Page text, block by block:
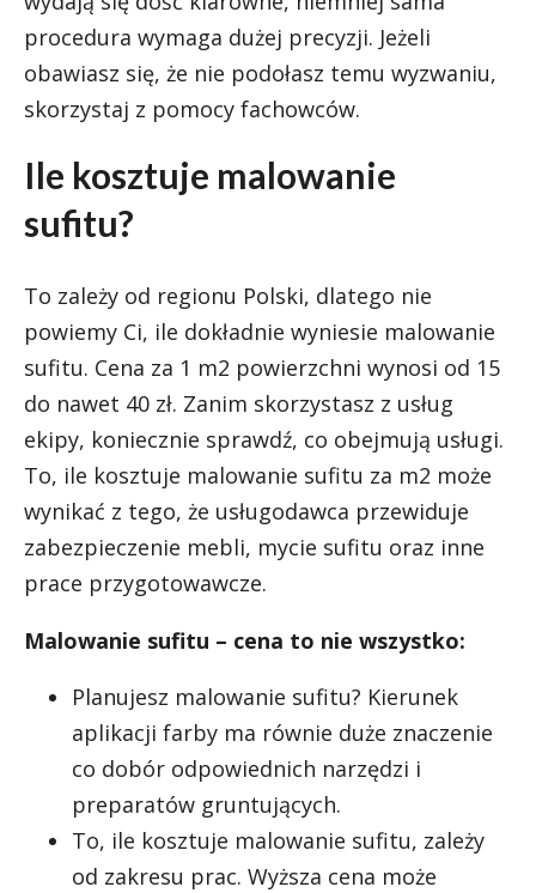
procedura wymaga dużej precyzji. Jeżeli
obawiasz się, że nie podołasz temu wyzwaniu,
skorzystaj z pomocy fachowców.
Ile kosztuje malowanie
sufitu?
To zależy od regionu Polski, dlatego nie
powiemy Ci, ile dokładnie wyniesie malowanie
sufitu. Cena za 1 m2 powierzchni wynosi od 15
do nawet 40 zł. Zanim skorzystasz z usług
ekipy, koniecznie sprawdź, co obejmują usługi.
To, ile kosztuje malowanie sufitu za m2 może
wynikać z tego, że usługodawca przewiduje
zabezpieczenie mebli, mycie sufitu oraz inne
prace przygotowawcze.
Malowanie sufitu – cena to nie wszystko:
Planujesz malowanie sufitu? Kierunek
aplikacji farby ma równie duże znaczenie
co dobór odpowiednich narzędzi i
preparatów gruntujących.
To, ile kosztuje malowanie sufitu, zależy
od zakresu prac. Wyższa cena może